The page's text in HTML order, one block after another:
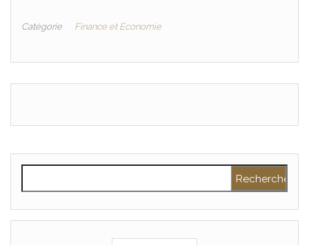
Catégorie Finance et Economie